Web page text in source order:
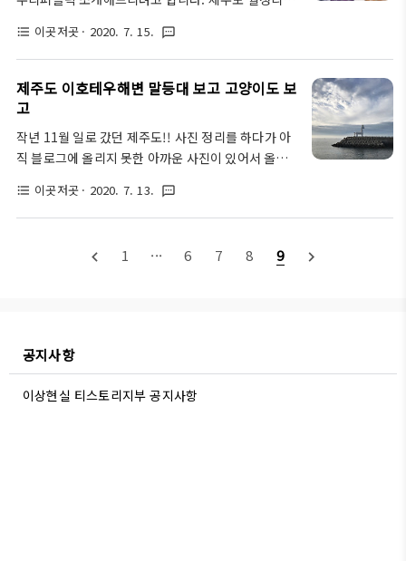
아보았습니다. 정보가 필요하신 분들은 참조하심 좋겠
습니다! 짜잔! 서울 만남의 광장 휴게소입니다. 명절때
앤탐스가 보이더라고요. 아마 이곳은 화장..
고요 여러가지 기념품을 사러 일부러 들르시는 분들도
많더라고요~ 제주도까지 갔는데 기념품 안 돌리면 주
위 사람들이 섭섭해 하더라고요... 카페 겸 기념품 샵
이고 위에서 내려다보면 분위기가 아주 죽여준답니
'뷰맛집'이라는 점도 염두에 두시면 좋겠어요. 먼저 1
층의 캔들부터 보여드립니다. 들어가자마자 향기로운
내음새가 확~ 풍기던데요.. 다 사고싶을 정도로 엄청
면 여기서부터 저기까지 다 주세요 하고..
format_list_bulleted 이곳저곳 · 2020. 7. 15. textsms
제주도 이호테우해변 말등대 보고 고양이도 보
고
작년 11월 일로 갔던 제주도!! 사진 정리를 하다가 아
직 블로그에 올리지 못한 아까운 사진이 있어서 올려
이곳의 상징격 조형물이라는 말등대와 고양이를 보았
다. 제주도 완전 어릴 때 수학여행 가 본 이후로 한 번
년 월드컵 경기장 짓고 그럴때만 해도 완전 아무것도
달라졌음을 느낀다. 그리고 나는 제주도 이호테우해변
에서 귀여운 고양이를 보았다. 근데 이 고양이는 매우
뿔나있었다. 야옹야옹하면서 눈알을 호랑이마냥 부라
리는 것이 아닌가! 잽싸게 돌아다..
format_list_bulleted 이곳저곳 · 2020. 7. 13. textsms
navigate_before 1 ··· 6 7 8 9 navigate_next
공지사항
이상현실 티스토리지부 공지사항